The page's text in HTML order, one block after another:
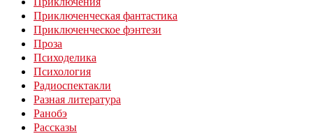
Приключенческая фантастика
Приключенческое фэнтези
Проза
Психоделика
Психология
Радиоспектакли
Разная литература
Ранобэ
Рассказы